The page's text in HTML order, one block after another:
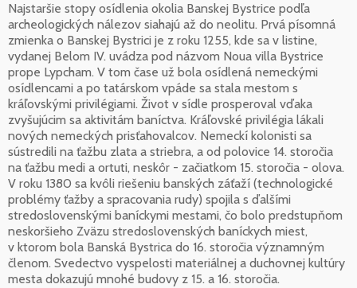
Najstaršie stopy osídlenia okolia Banskej Bystrice podľa
archeologických nálezov siahajú až do neolitu. Prvá písomná
zmienka o Banskej Bystrici je z roku 1255, kde sa v listine,
vydanej Belom IV. uvádza pod názvom Noua villa Bystrice
prope Lypcham. V tom čase už bola osídlená nemeckými
osídlencami a po tatárskom vpáde sa stala mestom s
kráľovskými privilégiami. Život v sídle prosperoval vďaka
zvyšujúcim sa aktivitám baníctva. Kráľovské privilégia lákali
nových nemeckých prisťahovalcov. Nemeckí kolonisti sa
sústredili na ťažbu zlata a striebra, a od polovice 14. storočia
na ťažbu medi a ortuti, neskôr - začiatkom 15. storočia - olova.
V roku 1380 sa kvôli riešeniu banských záťaží (technologické
problémy ťažby a spracovania rudy) spojila s ďalšími
stredoslovenskými baníckymi mestami, čo bolo predstupňom
neskoršieho Zväzu stredoslovenských baníckych miest,
v ktorom bola Banská Bystrica do 16. storočia významným
členom. Svedectvo vyspelosti materiálnej a duchovnej kultúry
mesta dokazujú mnohé budovy z 15. a 16. storočia.